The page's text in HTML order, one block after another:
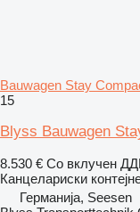
Bauwagen Stay
15
Blyss Bauwagen
8.530 € Со вклучен
Канцелариски
Германија, Seesen